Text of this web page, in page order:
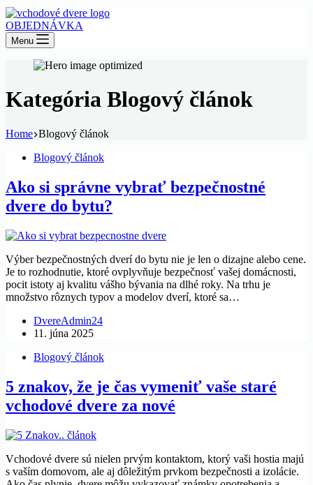
OBJEDNÁVKA
Menu
Kategória Blogový článok
Home Blogový článok
Blogový článok
Ako si správne vybrať bezpečnostné
dvere do bytu?
Výber bezpečnostných dverí do bytu nie je len o dizajne alebo cene.
Je to rozhodnutie, ktoré ovplyvňuje bezpečnosť vašej domácnosti,
pocit istoty aj kvalitu vášho bývania na dlhé roky. Na trhu je
množstvo rôznych typov a modelov dverí, ktoré sa…
DvereAdmin24
11. júna 2025
Blogový článok
5 znakov, že je čas vymeniť vaše staré
vchodové dvere za nové
Vchodové dvere sú nielen prvým kontaktom, ktorý vaši hostia majú
s vaším domovom, ale aj dôležitým prvkom bezpečnosti a izolácie.